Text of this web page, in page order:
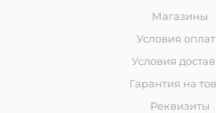
Магазины
Условия
Условия
Гарантия на
Реквизиты